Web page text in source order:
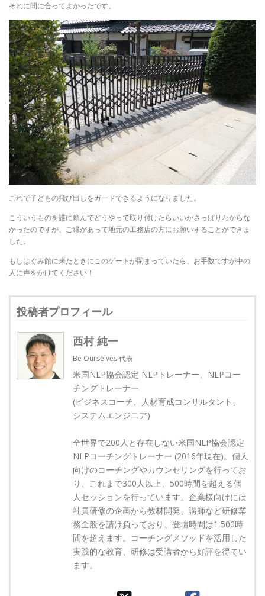
それに間に合ってよかったです。
これで子どもの飛び出しをガードできるようになりました。
こういうものを誰に頼んでどうやって取り付けたらいいかさっぱりわからな
かったのですが、ご縁があって地元の工務店の方にお願いすることができま
した。
もしはぐみ館に来たときにこのゲートが閉まっていたら、お手数ですが中の
人に声をかけてください！
投稿者プロフィール
西村 純一
Be Ourselves 代表
米国NLP協会認定 NLPトレーナー、NLPコー
チングトレーナー
(ビジネスコーチ、人材育成コンサルタント、
システムエンジニア)
全世界で200人と存在しない米国NLP協会認定
NLPコーチングトレーナー (2016年現在)。個人
向けのコーチングやカウンセリングを行ってお
り、これまで300人以上、500時間を超える個
人セッションを行っています。企業様向けには
社員研修の企画から教材開発、講師など研修業
務全般を請け負っており、登壇時間は1,500時
間を超えます。コーチングメソッドを活用した
実践的な教育、研修は受講者から好評を得てい
ます。